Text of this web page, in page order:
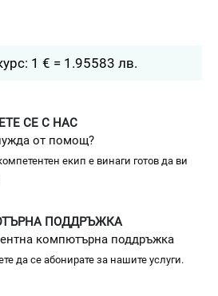
1 € = 1.95583 лв.
СЕ С НАС
от помощ?
екип е винаги готов да ви
ПОДДРЪЖКА
компютърна поддръжка
да се абонирате за нашите услуги.